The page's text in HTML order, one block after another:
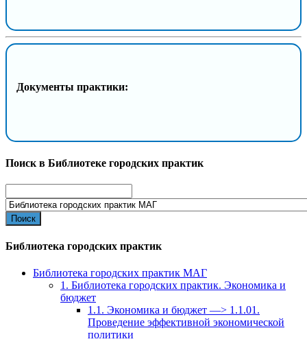
Документы практики:
Поиск в Библиотеке городских практик
for:
Библиотека городских практик
Библиотека городских практик МАГ
1. Библиотека городских практик. Экономика и
бюджет
1.1. Экономика и бюджет —> 1.1.01.
Проведение эффективной экономической
политики